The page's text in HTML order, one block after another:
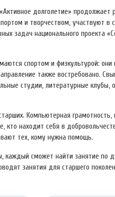
долголетие» продолжает
и творчеством, участвуют в
задач национального проекта
спортом и физкультурой:
также востребовано.
студии, литературные клубы,
Компьютерная
кто находит себя в
тех, кому нужна помощь.
каждый сможет найти занятие по
занятия для старшего